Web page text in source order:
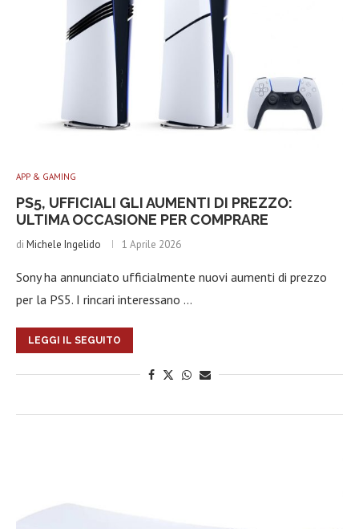
APP & GAMING
PS5, UFFICIALI GLI AUMENTI DI PREZZO:
ULTIMA OCCASIONE PER COMPRARE
di Michele Ingelido 1 Aprile 2026
Sony ha annunciato ufficialmente nuovi aumenti di prezzo
per la PS5. I rincari interessano …
LEGGI IL SEGUITO